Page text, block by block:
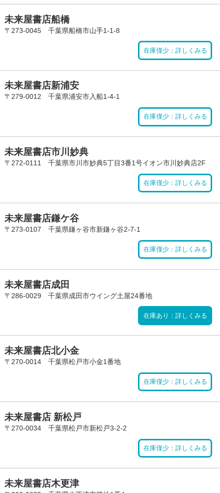
未来屋書店船橋
〒273-0045 千葉県船橋市山手1-1-8
在庫僅少：詳しくみる
未来屋書店新浦安
〒279-0012 千葉県浦安市入船1-4-1
在庫僅少：詳しくみる
未来屋書店市川妙典
〒272-0111 千葉県市川市妙典5丁目3番1号イオン市川妙典店2F
在庫僅少：詳しくみる
未来屋書店鎌ケ谷
〒273-0107 千葉県鎌ヶ谷市新鎌ヶ谷2-7-1
在庫僅少：詳しくみる
未来屋書店成田
〒286-0029 千葉県成田市ウイング土屋24番地
在庫あり：詳しくみる
未来屋書店北小金
〒270-0014 千葉県松戸市小金1番地
在庫僅少：詳しくみる
未来屋書店 新松戸
〒270-0034 千葉県松戸市新松戸3-2-2
在庫僅少：詳しくみる
未来屋書店木更津